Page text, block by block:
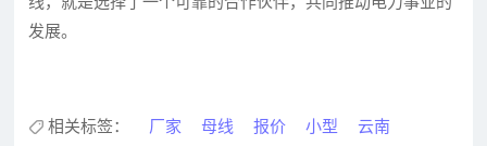
发展。
相关标签： 厂家 母线 报价 小型 云南